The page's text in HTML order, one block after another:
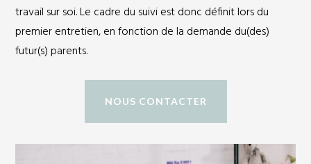
travail sur soi. Le cadre du suivi est donc définit lors du
premier entretien, en fonction de la demande du(des)
futur(s) parents.
NOUS CONTACTER